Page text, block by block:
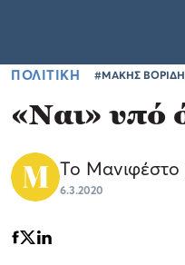
ΠΟΛΙΤΙΚΗ #ΜΑΚΗΣ
«Ναι» υπό
Το
6.3.2020